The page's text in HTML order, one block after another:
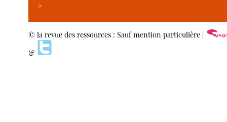
>
© la revue des ressources : Sauf mention particulière |
&